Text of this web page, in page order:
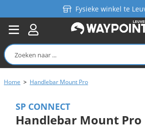
Fysieke winkel te
Persoonlijk advies
Gratis verzending in België
Home > Handlebar Mount Pro
SP CONNECT
Handlebar Mount Pro